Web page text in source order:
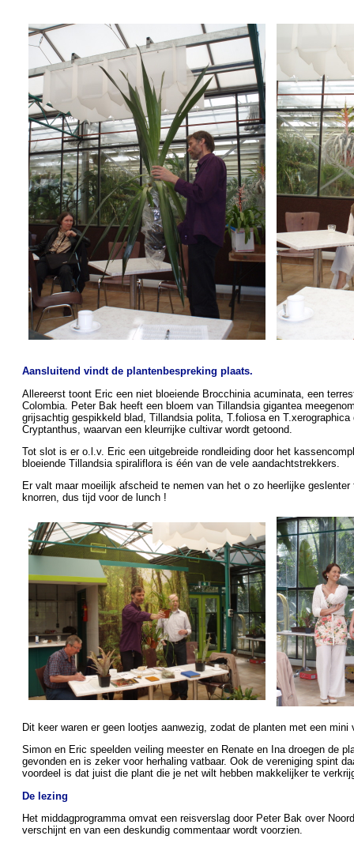
Aansluitend vindt de plantenbespreking plaats.
Allereerst toont Eric een niet bloeiende Brocchinia acuminata, een
Colombia. Peter Bak heeft een bloem van Tillandsia gigantea
grijsachtig gespikkeld blad, Tillandsia polita, T.foliosa en
Cryptanthus, waarvan een kleurrijke cultivar wordt getoond.
Tot slot is er o.l.v. Eric een uitgebreide rondleiding door het
bloeiende Tillandsia spiraliflora is één van de vele aandachtstrekkers.
Er valt maar moeilijk afscheid te nemen van het o zo heerlijke
knorren, dus tijd voor de lunch !
Dit keer waren er geen lootjes aanwezig, zodat de planten met een
Simon en Eric speelden veiling meester en Renate en Ina droegen de
gevonden en is zeker voor herhaling vatbaar. Ook de vereniging spint
voordeel is dat juist die plant die je net wilt hebben makkelijker te
De lezing
Het middagprogramma omvat een reisverslag door Peter Bak over
verschijnt en van een deskundig commentaar wordt voorzien.